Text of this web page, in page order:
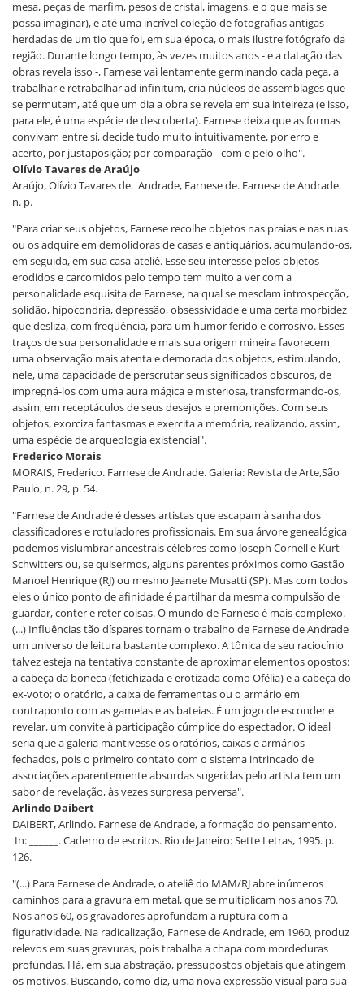
mesa, peças de marfim, pesos de cristal, imagens, e o que mais se
possa imaginar), e até uma incrível coleção de fotografias antigas
herdadas de um tio que foi, em sua época, o mais ilustre fotógrafo da
região. Durante longo tempo, às vezes muitos anos - e a datação das
obras revela isso -, Farnese vai lentamente germinando cada peça, a
trabalhar e retrabalhar ad infinitum, cria núcleos de assemblages que
se permutam, até que um dia a obra se revela em sua inteireza (e isso,
para ele, é uma espécie de descoberta). Farnese deixa que as formas
convivam entre si, decide tudo muito intuitivamente, por erro e
acerto, por justaposição; por comparação - com e pelo olho".
Olívio Tavares de Araújo
Araújo, Olívio Tavares de. Andrade, Farnese de. Farnese de Andrade.
n. p.
"Para criar seus objetos, Farnese recolhe objetos nas praias e nas ruas
ou os adquire em demolidoras de casas e antiquários, acumulando-os,
em seguida, em sua casa-ateliê. Esse seu interesse pelos objetos
erodidos e carcomidos pelo tempo tem muito a ver com a
personalidade esquisita de Farnese, na qual se mesclam introspecção,
solidão, hipocondria, depressão, obsessividade e uma certa morbidez
que desliza, com freqüência, para um humor ferido e corrosivo. Esses
traços de sua personalidade e mais sua origem mineira favorecem
uma observação mais atenta e demorada dos objetos, estimulando,
nele, uma capacidade de perscrutar seus significados obscuros, de
impregná-los com uma aura mágica e misteriosa, transformando-os,
assim, em receptáculos de seus desejos e premonições. Com seus
objetos, exorciza fantasmas e exercita a memória, realizando, assim,
uma espécie de arqueologia existencial".
Frederico Morais
MORAIS, Frederico. Farnese de Andrade. Galeria: Revista de Arte,São
Paulo, n. 29, p. 54.
"Farnese de Andrade é desses artistas que escapam à sanha dos
classificadores e rotuladores profissionais. Em sua árvore genealógica
podemos vislumbrar ancestrais célebres como Joseph Cornell e Kurt
Schwitters ou, se quisermos, alguns parentes próximos como Gastão
Manoel Henrique (RJ) ou mesmo Jeanete Musatti (SP). Mas com todos
eles o único ponto de afinidade é partilhar da mesma compulsão de
guardar, conter e reter coisas. O mundo de Farnese é mais complexo.
(...) Influências tão díspares tornam o trabalho de Farnese de Andrade
um universo de leitura bastante complexo. A tônica de seu raciocínio
talvez esteja na tentativa constante de aproximar elementos opostos:
a cabeça da boneca (fetichizada e erotizada como Ofélia) e a cabeça do
ex-voto; o oratório, a caixa de ferramentas ou o armário em
contraponto com as gamelas e as bateias. É um jogo de esconder e
revelar, um convite à participação cúmplice do espectador. O ideal
seria que a galeria mantivesse os oratórios, caixas e armários
fechados, pois o primeiro contato com o sistema intrincado de
associações aparentemente absurdas sugeridas pelo artista tem um
sabor de revelação, às vezes surpresa perversa".
Arlindo Daibert
DAIBERT, Arlindo. Farnese de Andrade, a formação do pensamento.
In: ______. Caderno de escritos. Rio de Janeiro: Sette Letras, 1995. p.
126.
"(...) Para Farnese de Andrade, o ateliê do MAM/RJ abre inúmeros
caminhos para a gravura em metal, que se multiplicam nos anos 70.
Nos anos 60, os gravadores aprofundam a ruptura com a
figuratividade. Na radicalização, Farnese de Andrade, em 1960, produz
relevos em suas gravuras, pois trabalha a chapa com mordeduras
profundas. Há, em sua abstração, pressupostos objetais que atingem
os motivos. Buscando, como diz, uma nova expressão visual para sua